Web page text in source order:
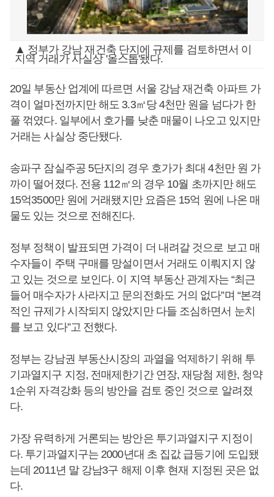
▲ 정부가 강남 재건축 단지에 규제를 검토하면서 이
지역 거래가 사실상 '올스톱'됐다.
20일 부동산 업계에 따르면 서울 강남 재건축 아파트 가
격이 얼마전까지만 해도 3.3㎡당 4천만 원을 넘다가 한
풀 꺾였다. 일부에서 호가를 낮춘 매물이 나오고 있지만
거래는 사실상 중단됐다.
송파구 잠실주공 5단지의 경우 호가가 최대 4천만 원 가
까이 떨어졌다. 전용 112㎡의 경우 10월 초까지만 해도
15억3500만 원에 거래됐지만 요즘은 15억 원에 나온 매
물도 있는 것으로 전해진다.
정부 정책이 발표되면 가격이 더 내려갈 것으로 보고 매
수자들이 주택 구매를 망설이면서 거래도 이뤄지지 않
고 있는 것으로 보인다. 이 지역 부동산 관계자는 “최근
들어 매수자가 사라지고 문의전화도 거의 없다”며 “본격
적인 규제가 시작되지 않았지만 다들 조심하면서 눈치
를 보고 있다”고 전했다.
정부는 강남권 부동산시장의 과열을 억제하기 위해 투
기과열지구 지정, 전매제한기간 연장, 재당첨 제한, 청약
1순위 자격강화 등의 방안을 검토 중인 것으로 알려졌
다.
가장 유력하게 거론되는 방안은 투기과열지구 지정이
다. 투기과열지구는 2000년대 초 집값 급등기에 도입됐
는데 2011년 말 강남3구 해제 이후 현재 지정된 곳은 없
다.